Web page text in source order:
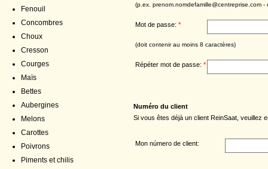
Fenouil
Concombres
Choux
Cresson
Courges
Maïs
Bettes
Aubergines
Melons
Carottes
Poivrons
Piments et chilis
(p.ex. prenom.nomdefamille@centreprise.com
Mot de passe: *
(doit contenir au moins 8 caractères)
Répéter mot de passe: *
Numéro du client
Si vous êtes déjà un client ReinSaat, veuillez
Mon número de client: